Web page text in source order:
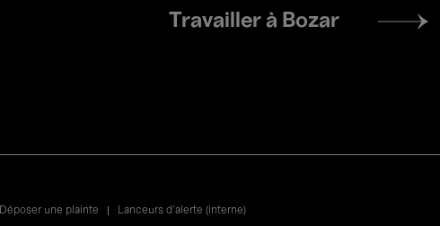
Travailler à Bozar
Déposer une plainte Lanceurs d’alerte (interne)